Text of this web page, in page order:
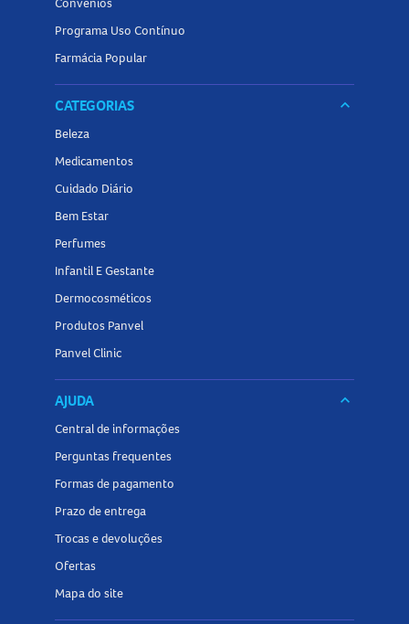
Programa Uso Contínuo
Farmácia Popular
CATEGORIAS keyboard_arrow_down
Beleza
Medicamentos
Cuidado Diário
Bem Estar
Perfumes
Infantil E Gestante
Dermocosméticos
Produtos Panvel
Panvel Clinic
AJUDA keyboard_arrow_down
Central de informações
Perguntas frequentes
Formas de pagamento
Prazo de entrega
Trocas e devoluções
Ofertas
Mapa do site